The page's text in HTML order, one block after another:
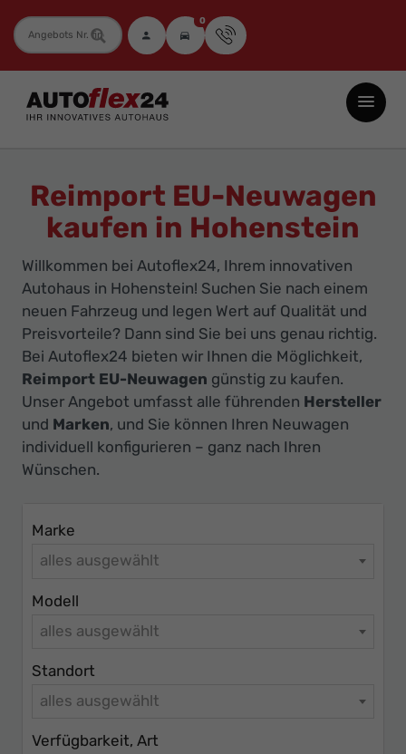
Fahrzeugnummer 0
Autoflex24
GmbH
Neuwagen
Jahreswagen
Gebrauchtwagen
zu
Top-
Preisen
-
Ihr
Innovatives
Autohaus
Reimport EU-Neuwagen
kaufen in Hohenstein
Willkommen bei Autoflex24, Ihrem innovativen
Autohaus in Hohenstein! Suchen Sie nach einem
neuen Fahrzeug und legen Wert auf Qualität und
Preisvorteile? Dann sind Sie bei uns genau richtig.
Bei Autoflex24 bieten wir Ihnen die Möglichkeit,
Reimport EU-Neuwagen günstig zu kaufen.
Unser Angebot umfasst alle führenden Hersteller
und Marken, und Sie können Ihren Neuwagen
individuell konfigurieren – ganz nach Ihren
Wünschen.
Marke
alles ausgewählt
Modell
alles ausgewählt
Standort
alles ausgewählt
Verfügbarkeit, Art